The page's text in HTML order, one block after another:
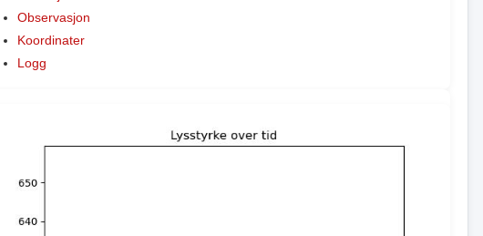
Observasjon
Koordinater
Logg